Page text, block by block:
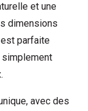
et une
dimensions
parfaite
simplement
avec des